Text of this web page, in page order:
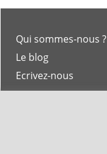
Qui sommes-nous ?
Le blog
Ecrivez-nous